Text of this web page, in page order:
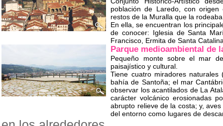
población de Laredo, con
restos de la Muralla que la
En ella, se encuentran los
de conocer: Iglesia de Santa
Francisco, Ermita de Santa
Parque medioambiental de
Pequeño monte sobre el mar
paisajístico y cultural.
Tiene cuatro miradores
bahía de Santoña; el mar
observar los acantilados de La
carácter volcánico erosionadas
abrupto relieve de la costa; y,
del entorno como lugares de